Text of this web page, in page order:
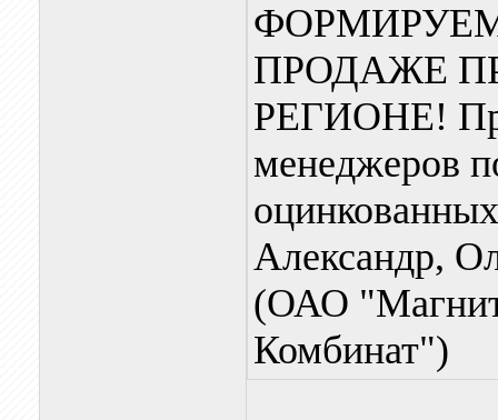
ПРОДАЖЕ
РЕГИОНЕ!
менеджеров
Александр,
(ОАО
Комбинат")